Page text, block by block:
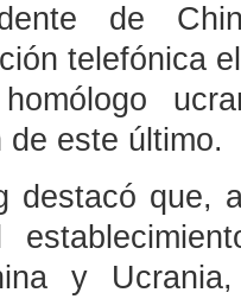
de
telefónica
de este último.
destacó que,
y